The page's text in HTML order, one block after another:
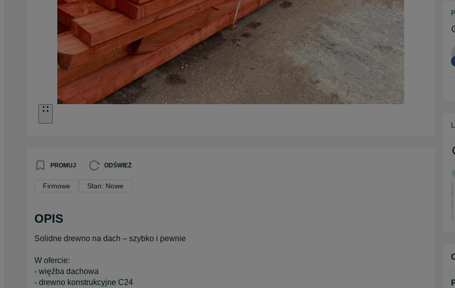
PROMUJ ODŚWIEŻ
Firmowe Stan: Nowe
OPIS
Solidne drewno na dach – szybko i pewnie
W ofercie:
- więźba dachowa
- drewno konstrukcyjne C24